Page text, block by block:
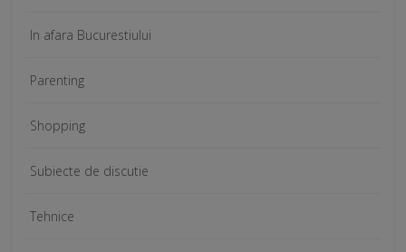
In afara Bucurestiului
Parenting
Shopping
Subiecte de discutie
Tehnice